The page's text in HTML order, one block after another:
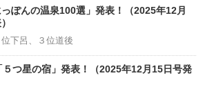
Channel
ぽんの温泉100選」発表！（2025年12月
下呂、３位道後
つ星の宿」発表！（2025年12月15日号発